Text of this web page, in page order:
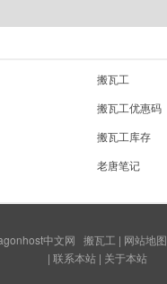
搬瓦工
搬瓦工优惠码
搬瓦工库存
老唐笔记
中文网 搬瓦工 | 网站地图
| 联系本站| 关于本站